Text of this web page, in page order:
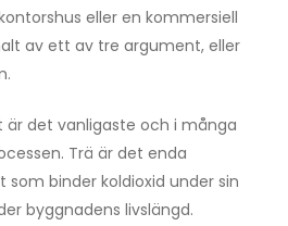
eller en kommersiell
av ett av tre argument, eller
det vanligaste och i många
Trä är det enda
binder koldioxid under sin
byggnadens livslängd.